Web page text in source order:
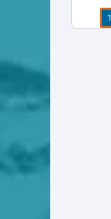
पाने 1